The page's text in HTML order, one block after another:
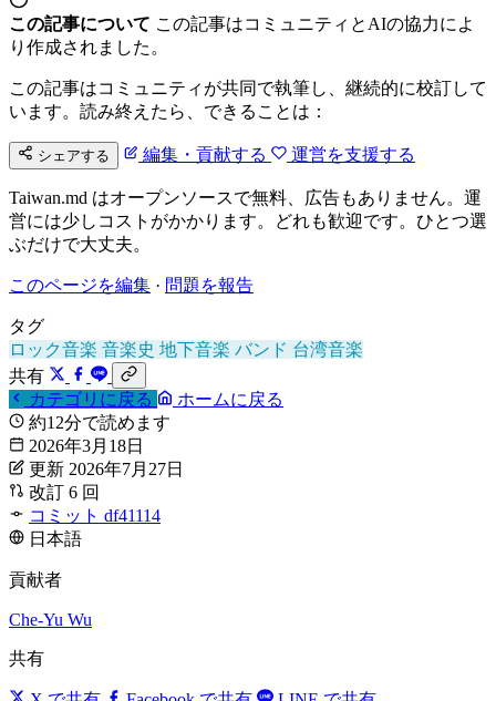
この記事について この記事はコミュニティとAIの協力によ
り作成されました。
この記事はコミュニティが共同で執筆し、継続的に校訂して
います。読み終えたら、できることは：
シェアする 編集・貢献する 運営を支援する
Taiwan.md はオープンソースで無料、広告もありません。運
営には少しコストがかかります。どれも歓迎です。ひとつ選
ぶだけで大丈夫。
このページを編集 · 問題を報告
タグ
ロック音楽 音楽史 地下音楽 バンド 台湾音楽
共有
カテゴリに戻る
ホームに戻る
約12分で読めます
2026年3月18日
更新 2026年7月27日
改訂 6 回
コミット df41114
日本語
貢献者
Che-Yu Wu
共有